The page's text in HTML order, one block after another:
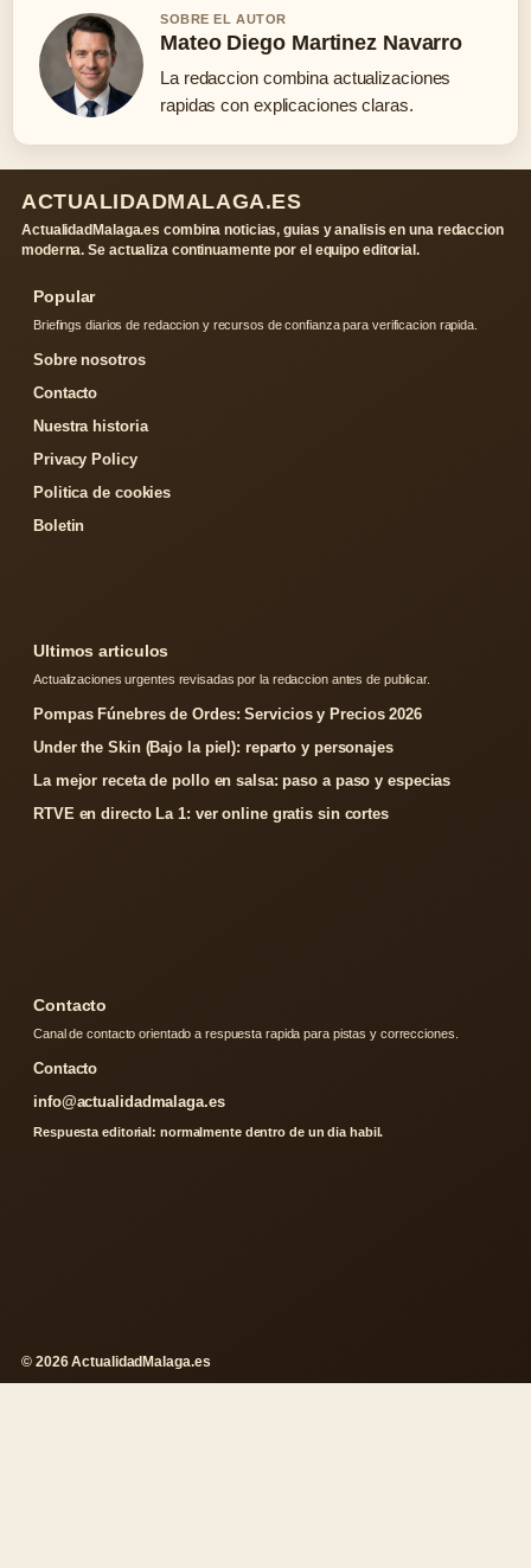
SOBRE EL AUTOR
Mateo Diego Martinez Navarro
La redaccion combina actualizaciones
rapidas con explicaciones claras.
ACTUALIDADMALAGA.ES
ActualidadMalaga.es combina noticias, guias y analisis en una redaccion
moderna. Se actualiza continuamente por el equipo editorial.
Popular
Briefings diarios de redaccion y recursos de confianza para verificacion rapida.
Sobre nosotros
Contacto
Nuestra historia
Privacy Policy
Politica de cookies
Boletin
Ultimos articulos
Actualizaciones urgentes revisadas por la redaccion antes de publicar.
Pompas Fúnebres de Ordes: Servicios y Precios 2026
Under the Skin (Bajo la piel): reparto y personajes
La mejor receta de pollo en salsa: paso a paso y especias
RTVE en directo La 1: ver online gratis sin cortes
Contacto
Canal de contacto orientado a respuesta rapida para pistas y correcciones.
Contacto
info@actualidadmalaga.es
Respuesta editorial: normalmente dentro de un dia habil.
© 2026 ActualidadMalaga.es